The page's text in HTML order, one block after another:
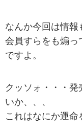
なんか今回は情報
会員すらをも煽っ
ですよ。
クッソォ・・・
いか、、、
これはなにか運命